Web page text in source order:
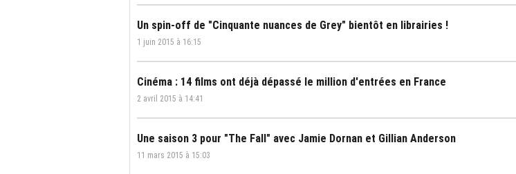
Un spin-off de "Cinquante nuances de Grey" bientôt en librairies !
1 juin 2015 à 16:15
Cinéma : 14 films ont déjà dépassé le million d'entrées en France
2 avril 2015 à 14:41
Une saison 3 pour "The Fall" avec Jamie Dornan et Gillian Anderson
11 mars 2015 à 15:03